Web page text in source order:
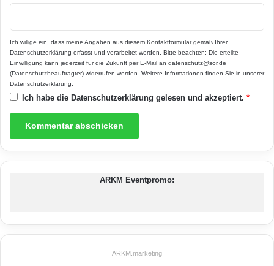
Beton-Dachsteine
Dacheindeckungsmaterialien
Dachsteine aus Beton Dachsteinen
Eternit
Gestaltungsmöglichkeiten für Neubauten
Neueindeckungen
umweltfreundlicher Baustoff
Ich willige ein, dass meine Angaben aus diesem Kontaktformular gemäß Ihrer
Datenschutzerklärung erfasst und verarbeitet werden. Bitte beachten: Die erteilte
Einwilligung kann jederzeit für die Zukunft per E-Mail an datenschutz@sor.de
(Datenschutzbeauftragter) widerrufen werden. Weitere Informationen finden Sie in unserer
Datenschutzerklärung.
Ich habe die Datenschutzerklärung gelesen und akzeptiert. *
ARKM Eventpromo:
ARKM.marketing